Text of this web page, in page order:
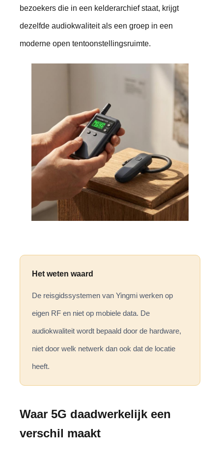
bezoekers die in een kelderarchief staat, krijgt
dezelfde audiokwaliteit als een groep in een
moderne open tentoonstellingsruimte.
Het weten waard
De reisgidssystemen van Yingmi werken op
eigen RF en niet op mobiele data. De
audiokwaliteit wordt bepaald door de hardware,
niet door welk netwerk dan ook dat de locatie
heeft.
Waar 5G daadwerkelijk een
verschil maakt